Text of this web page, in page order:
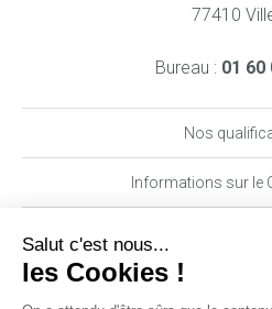
77410
Bureau : 01 60
Nos
Informations sur le